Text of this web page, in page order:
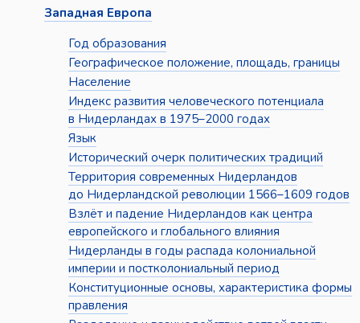
Западная Европа
Год образования
Географическое положение, площадь, границы
Население
Индекс развития человеческого потенциала
в Нидерландах в 1975–2000 годах
Язык
Исторический очерк политических традиций
Территория современных Нидерландов
до Нидерландской революции 1566–1609 годов
Взлёт и падение Нидерландов как центра
европейского и глобального влияния
Нидерланды в годы распада колониальной
империи и постколониальный период
Конституционные основы, характеристика формы
правления